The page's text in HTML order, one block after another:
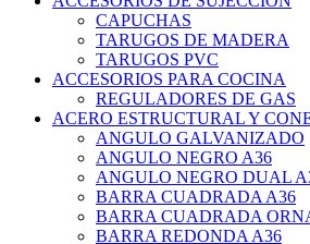
CAPUCHAS
TARUGOS DE MADERA
TARUGOS PVC
ACCESORIOS PARA COCINA
REGULADORES DE GAS
ACERO ESTRUCTURAL Y
ANGULO GALVANIZADO
ANGULO NEGRO A36
ANGULO NEGRO DUAL
BARRA CUADRADA A36
BARRA CUADRADA
BARRA REDONDA A36